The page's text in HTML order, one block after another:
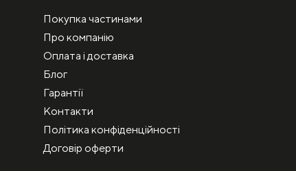
Покупка частинами
Про компанію
Оплата і доставка
Блог
Гарантії
Контакти
Політика конфіденційності
Договір оферти